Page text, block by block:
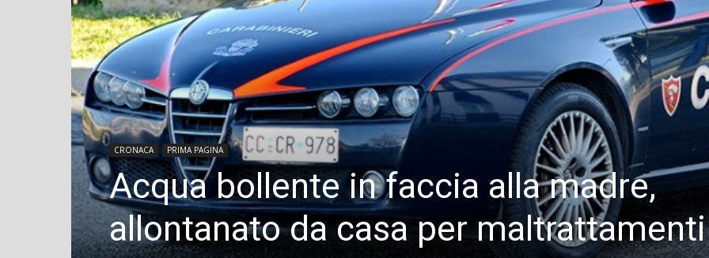
CRONACA PRIMA PAGINA
Acqua bollente in faccia alla madre,
allontanato da casa per